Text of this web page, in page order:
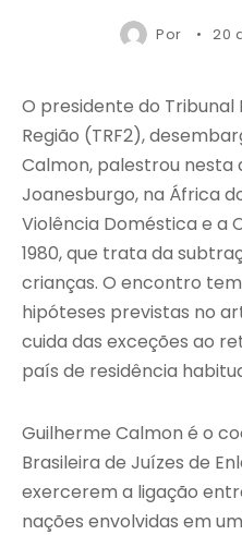
Por 20
O presidente do Tribunal
Região (TRF2),
Calmon, palestrou
Joanesburgo, na África
Violência Doméstica e a
1980, que trata da
crianças. O encontro
hipóteses previstas no
cuida das exceções ao
país de residência
Guilherme Calmon é o
Brasileira de Juízes de
exercerem a ligação
nações envolvidas em